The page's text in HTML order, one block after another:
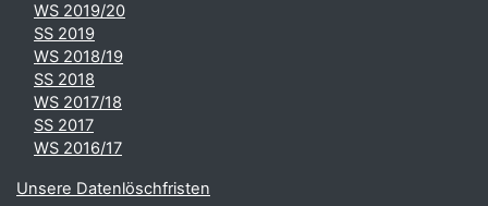
WS 2019/20
SS 2019
WS 2018/19
SS 2018
WS 2017/18
SS 2017
WS 2016/17
Unsere Datenlöschfristen